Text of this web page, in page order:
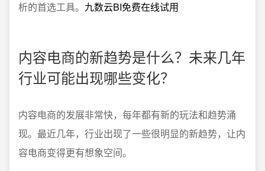
析的首选工具。 九数云BI免费在线试用
内容电商的新趋势是什么？未来几年
行业可能出现哪些变化？
内容电商的发展非常快，每年都有新的玩法和趋势涌
现。最近几年，行业出现了一些很明显的新趋势，让内
容电商变得更有想象空间。